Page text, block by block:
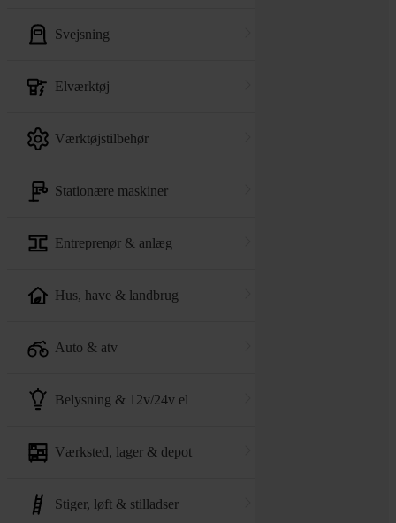
svejsning
elværktøj
værktøjstilbehør
stationære maskiner
entreprenør & anlæg
hus, have & landbrug
auto & atv
belysning & 12v/24v el
værksted, lager & depot
stiger, løft & stilladser